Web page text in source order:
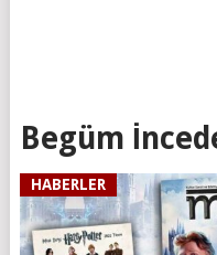
Begüm
HABERLER